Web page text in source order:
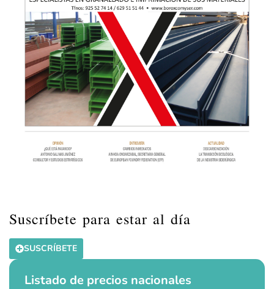
Suscríbete para estar al día
SUSCRÍBETE
Listado de precios nacionales